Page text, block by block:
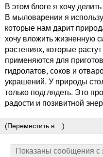
В этом блоге я хочу
В мыловарении я
которые нам дарит
хочу вложить жизненную
растениях, которые
применяются для
гидролатов, соков и
украшений. У природы
только подглядеть. Это
радости и позивитной
Показаны сообщения с